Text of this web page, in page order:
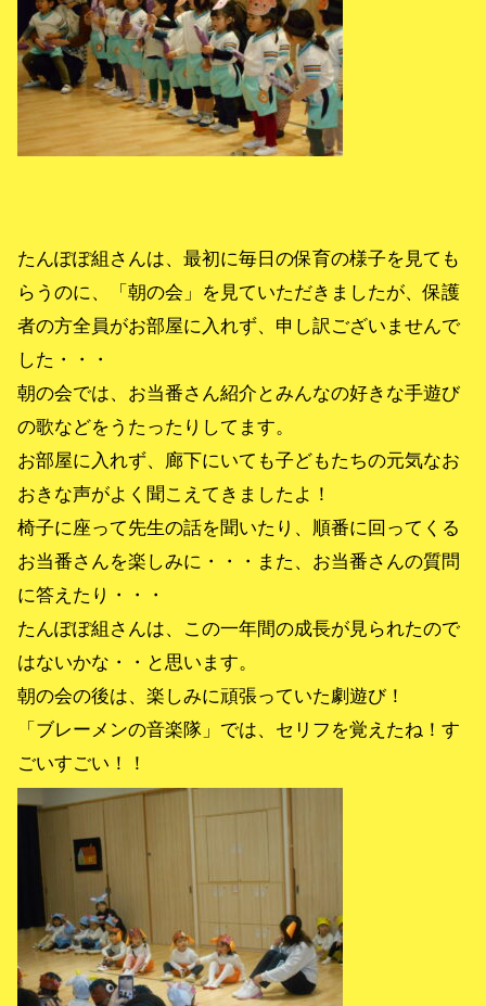
たんぽぽ組さんは、最初に毎日の保育の様子を見ても
らうのに、「朝の会」を見ていただきましたが、保護
者の方全員がお部屋に入れず、申し訳ございませんで
した・・・
朝の会では、お当番さん紹介とみんなの好きな手遊び
の歌などをうたったりしてます。
お部屋に入れず、廊下にいても子どもたちの元気なお
おきな声がよく聞こえてきましたよ！
椅子に座って先生の話を聞いたり、順番に回ってくる
お当番さんを楽しみに・・・また、お当番さんの質問
に答えたり・・・
たんぽぽ組さんは、この一年間の成長が見られたので
はないかな・・と思います。
朝の会の後は、楽しみに頑張っていた劇遊び！
「ブレーメンの音楽隊」では、セリフを覚えたね！す
ごいすごい！！